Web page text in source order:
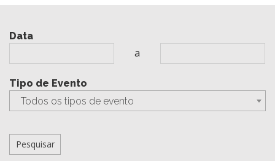
Data
a
Tipo de Evento
Todos os tipos de evento